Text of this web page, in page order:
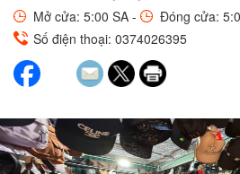
Mở cửa: 5:00 SA -
Đóng cửa:
Số điện thoại: 0374026395